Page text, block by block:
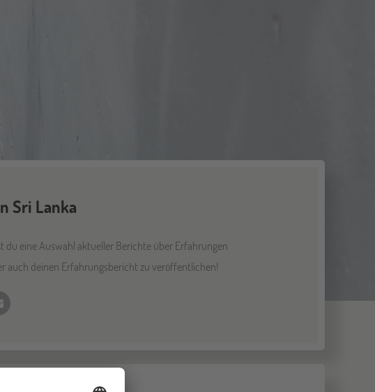
Sri Lanka
du eine Auswahl aktueller Berichte über Erfahrungen
auch deinen Erfahrungsbericht zu veröffentlichen!